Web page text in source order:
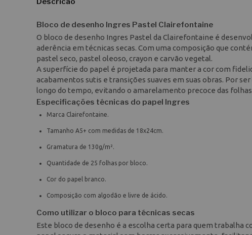
Bloco de desenho Ingres Pastel Clairefontaine
O bloco de desenho Ingres Pastel da Clairefontaine é
aderência em técnicas secas. Com uma composição que
pastel seco, pastel oleoso, crayon e carvão vegetal.
A superfície do papel é projetada para manter a cor com
acabamentos sutis e transições suaves em suas obras. Por
longo do tempo, evitando o amarelamento precoce das
Especificações técnicas do papel Ingres
Marca Clairefontaine.
Tamanho A5+ com medidas de 18x24cm.
Gramatura de 130g/m².
Quantidade de 25 folhas por bloco.
Cor do papel branco.
Composição com algodão e livre de ácido.
Como utilizar o bloco para técnicas secas
Este bloco de desenho é a escolha certa para quem trabalha